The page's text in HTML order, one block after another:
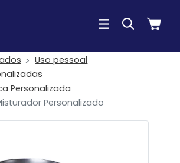
Uso pessoal
Personalizada
Personalizado